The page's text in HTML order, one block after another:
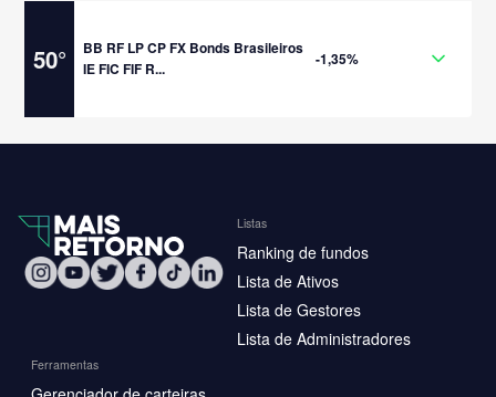
50°
BB RF LP CP FX Bonds Brasileiros
IE FIC FIF R...
-1,35%
Listas
Ranking de fundos
Lista de Ativos
Lista de Gestores
Lista de Administradores
Ferramentas